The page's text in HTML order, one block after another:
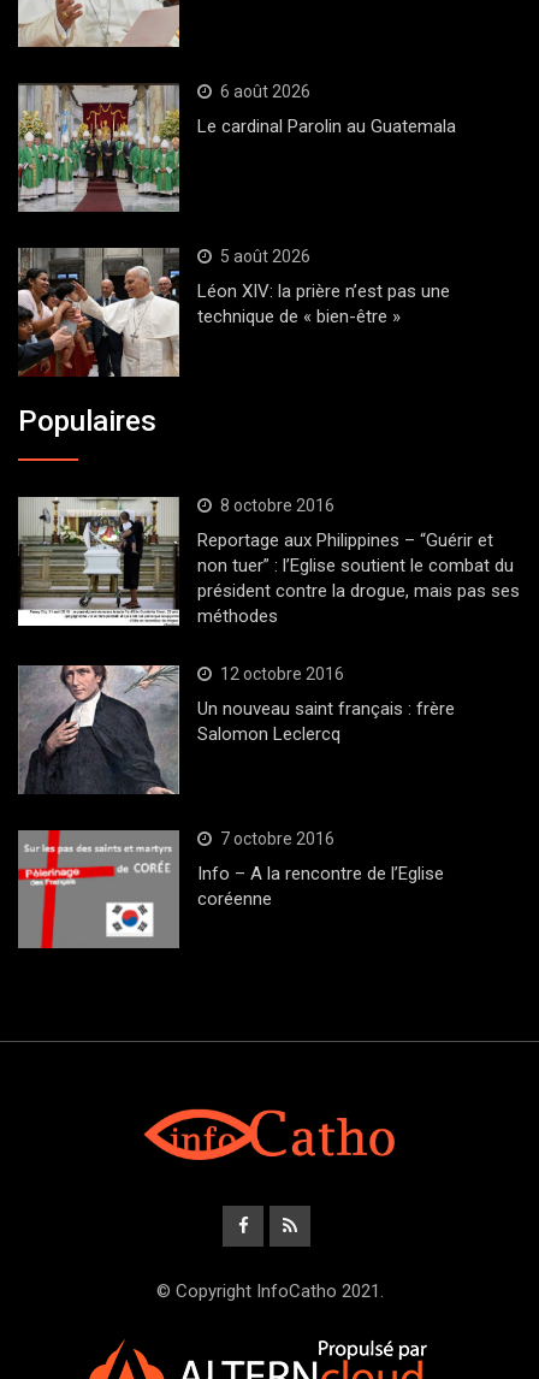
6 août 2026
Le cardinal Parolin au Guatemala
5 août 2026
Léon XIV: la prière n’est pas une
technique de « bien-être »
Populaires
8 octobre 2016
Reportage aux Philippines – “Guérir et
non tuer” : l’Eglise soutient le combat du
président contre la drogue, mais pas ses
méthodes
12 octobre 2016
Un nouveau saint français : frère
Salomon Leclercq
7 octobre 2016
Info – A la rencontre de l’Eglise
coréenne
© Copyright InfoCatho 2021.